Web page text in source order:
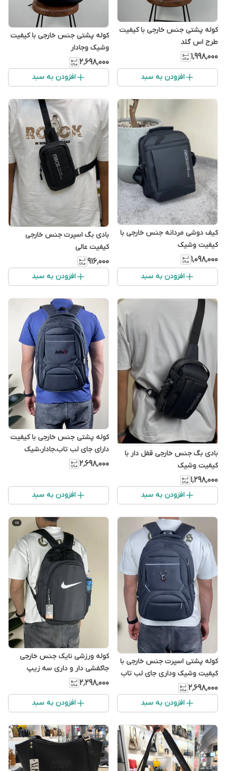
کوله پشتی جنس خارجی با کیفیت
طرح اس گلد
۱٬۹۹۸٬۰۰۰
افزودن به سبد
کوله پشتی جنس خارجی با کیفیت
وشیک وجادار
۲٬۶۹۸٬۰۰۰
افزودن به سبد
کیف دوشی مردانه جنس خارجی با
کیفیت وشیک
۱٬۰۹۸٬۰۰۰
افزودن به سبد
بادی بگ اسپرت جنس خارجی
کیفیت عالی
۹۱۶٬۰۰۰
افزودن به سبد
بادی بگ جنس خارجی قفل دار با
کیفیت وشیک
۱٬۲۹۸٬۰۰۰
افزودن به سبد
کوله پشتی جنس خارجی با کیفیت
دارای جای لب تاب،جادار،شیک
وکاربردی
۲٬۶۹۸٬۰۰۰
افزودن به سبد
کوله پشتی اسپرت جنس خارجی با
کیفیت وشیک وداری جای لب تاب
۲٬۶۹۸٬۰۰۰
افزودن به سبد
کوله ورزشی نایک جنس خارجی
جاکفشی دار و داری سه زیپ
کاربردی
۲٬۲۹۸٬۰۰۰
افزودن به سبد